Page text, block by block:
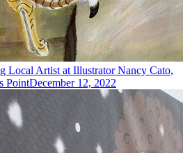
Local Artist at Illustrator Nancy Cato,
PointDecember 12, 2022